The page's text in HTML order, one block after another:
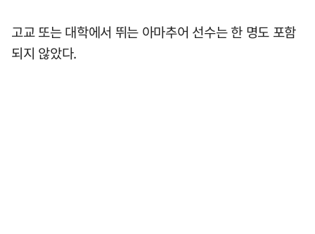
고교 또는 대학에서 뛰는 아마추어 선수는 한 명도 포함
되지 않았다.